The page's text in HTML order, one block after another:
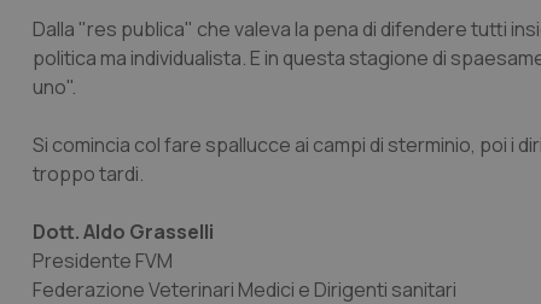
Dalla "res publica" che valeva la pena di difendere tutti
politica ma individualista. E in questa stagione di
uno".
Si comincia col fare spallucce ai campi di sterminio, poi i
troppo tardi.
Dott. Aldo Grasselli
Presidente FVM
Federazione Veterinari Medici e Dirigenti sanitari
I cookie necessari
e l'accesso alle